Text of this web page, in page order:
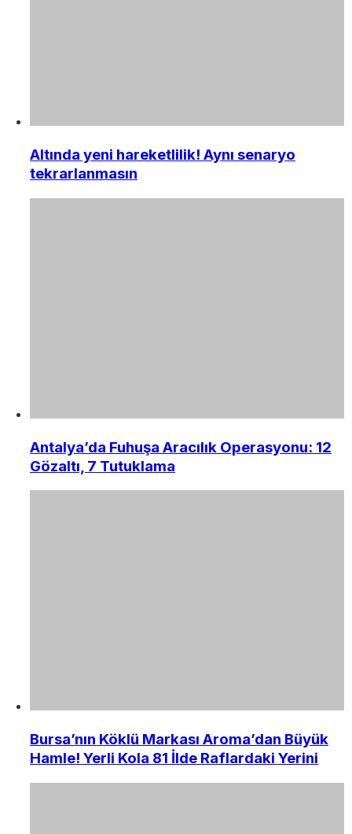
Altında yeni hareketlilik! Aynı senaryo
tekrarlanmasın
Antalya’da Fuhuşa Aracılık Operasyonu: 12
Gözaltı, 7 Tutuklama
Bursa’nın Köklü Markası Aroma’dan Büyük
Hamle! Yerli Kola 81 İlde Raflardaki Yerini